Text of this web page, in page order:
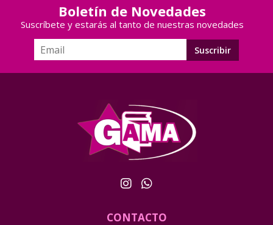
Boletín de Novedades
Suscríbete y estarás al tanto de nuestras novedades
CONTACTO